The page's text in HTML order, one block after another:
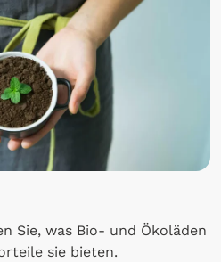
Sie, was Bio- und Ökoläden
sie bieten.